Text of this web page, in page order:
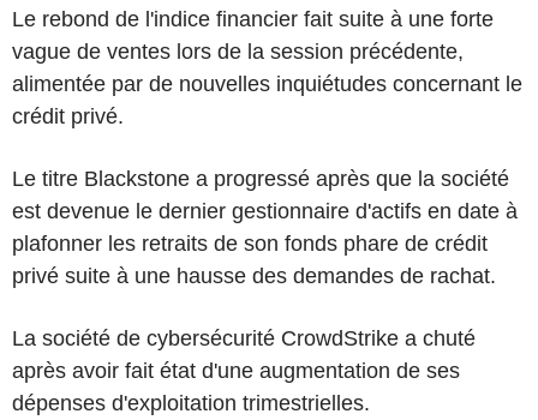
Le rebond de l'indice financier fait suite à une forte
vague de ventes lors de la session précédente,
alimentée par de nouvelles inquiétudes concernant le
crédit privé.
Le titre Blackstone a progressé après que la société
est devenue le dernier gestionnaire d'actifs en date à
plafonner les retraits de son fonds phare de crédit
privé suite à une hausse des demandes de rachat.
La société de cybersécurité CrowdStrike a chuté
après avoir fait état d'une augmentation de ses
dépenses d'exploitation trimestrielles.